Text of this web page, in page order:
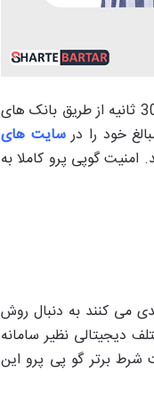
یکی از امن ترین درگاه های واسط بانکی است که در کمتر از 30 ثانیه از طریق بانک های
خود را درسایت های
امنیت گوپی پرو کاملا به
می کنند به دنبال روش
دیجیتالی نظیر سامانه
شرط برتر گو پی پرو این